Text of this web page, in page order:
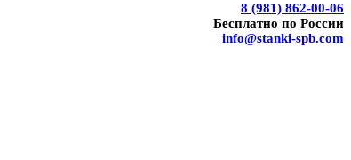
8 (981) 862-00-06
Бесплатно по России
info@stanki-spb.com